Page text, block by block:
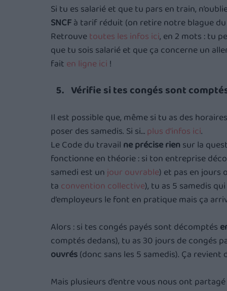
Si tu es salarié et que tu pars en train,
SNCF à tarif réduit (on retire notre blague
Retrouve toutes les infos ici, en 2 mots : tu
que tu sois salarié et que ça concerne un
fait en ligne ici !
Vérifie si tes congés sont
Il est possible que, même si tu as des
poser des samedis. Si si… plus d’infos ici.
Le Code du travail ne précise rien sur la
fonctionne en théorie : si ton entreprise
samedi est un jour ouvrable) et pas en jours
ta convention collective), tu as 5 samedis
d’employeurs le font en pratique mais ça
Alors : si tes congés payés sont décomptés
comptés dedans), tu as 30 jours de congés
ouvrés (donc sans les 5 samedis). Ça
Mais plusieurs d’entre vous nous ont partagé